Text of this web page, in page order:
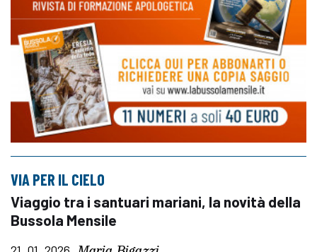
VIA PER IL CIELO
Viaggio tra i santuari mariani, la novità della
Bussola Mensile